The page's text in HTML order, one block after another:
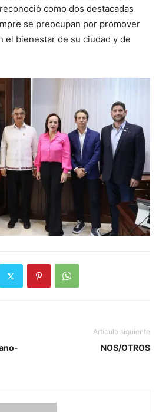
como dos destacadas
se preocupan por promover
el bienestar de su ciudad y de
Artículo siguiente
NOS/OTROS